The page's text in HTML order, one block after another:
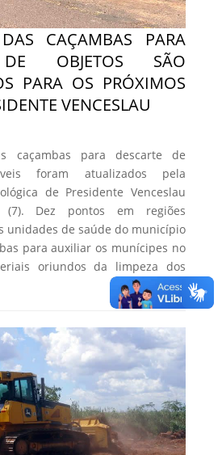
DAS CAÇAMBAS PARA
DE OBJETOS SÃO
PARA OS PRÓXIMOS
VENCESLAU
caçambas para descarte de
foram atualizados pela
de Presidente Venceslau
(7). Dez pontos em regiões
unidades de saúde do município
para auxiliar os munícipes no
oriundos da limpeza dos